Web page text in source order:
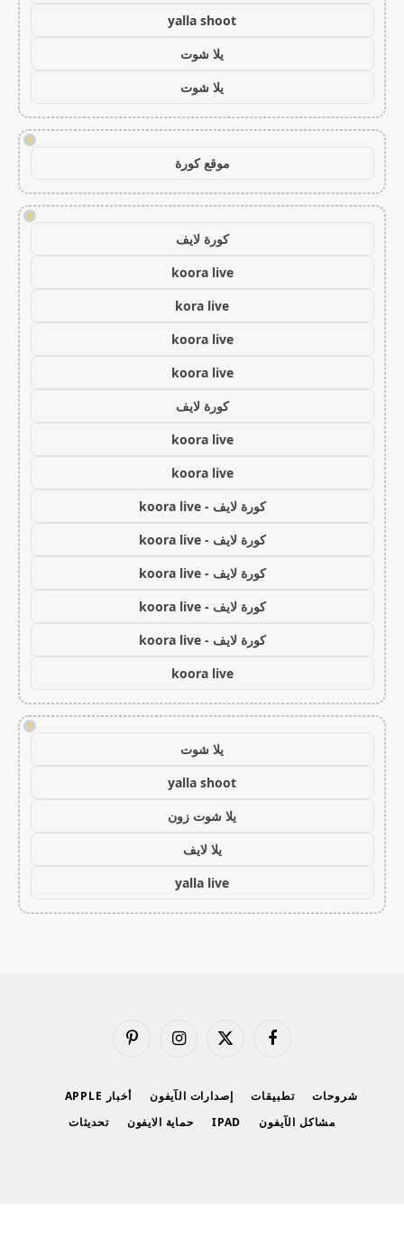
yalla shoot
يلا شوت
يلا شوت
!
موقع كورة
!
كورة لايف
koora live
kora live
koora live
koora live
كورة لايف
koora live
koora live
كورة لايف - koora live
كورة لايف - koora live
كورة لايف - koora live
كورة لايف - koora live
كورة لايف - koora live
koora live
!
يلا شوت
yalla shoot
يلا شوت زون
يلا لايف
yalla live
فيسبوك
X
الانستغرامبينتيريست
شروحات تطبيقات إصدارات الآيفون
أخبار APPLE
مشاكل الآيفون
IPAD حماية الايفون تحديثات